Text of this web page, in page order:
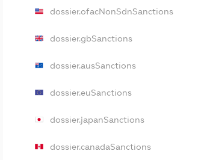
dossier.ofacNonSdnSanctions
dossier.gbSanctions
dossier.ausSanctions
dossier.euSanctions
dossier.japanSanctions
dossier.canadaSanctions